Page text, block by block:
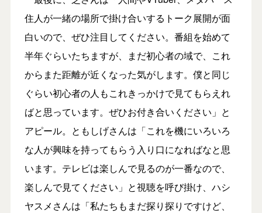
住人が一緒の場所で掛け合いするトーク展開が面
白いので、ぜひ注目してください。番組を始めて
半年ぐらいたちますが、まだ初心者の域で、これ
からまた距離が近くなった気がします。僕と同じ
ぐらい初心者の人もこれきっかけで見てもらえれ
ばと思っています。ぜひお付き合いください」と
アピール。ともしげさんは「これを機にいろいろ
な人が興味を持ってもらう入り口になればなと思
います。テレビは楽しんで見るのが一番なので、
楽しんで見てください」と視聴を呼び掛け、ハシ
ヤスメさんは「私たちもまだ探り探りですけど、